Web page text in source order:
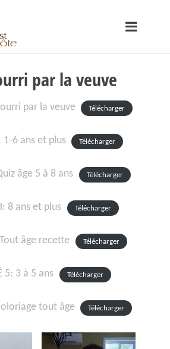
par la veuve
par la veuve Télécharger
1-6 ans et plus Télécharger
âge 5 à 8 ans Télécharger
8 ans et plus Télécharger
âge recette Télécharger
5: 3 à 5 ans Télécharger
tout âge Télécharger